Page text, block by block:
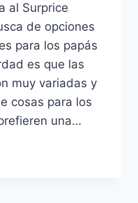
al Surprice
de opciones
para los papás
es que las
muy variadas y
cosas para los
una…